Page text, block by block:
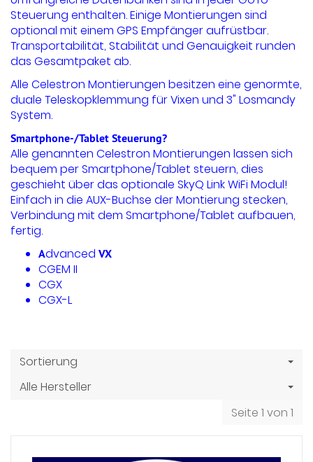
Steuerung enthalten. Einige Montierungen sind
optional mit einem GPS Empfänger aufrüstbar.
Transportabilität, Stabilität und Genauigkeit runden
das Gesamtpaket ab.
Alle Celestron Montierungen besitzen eine genormte,
duale Teleskopklemmung für Vixen und 3" Losmandy
System.
Smartphone-/Tablet Steuerung?
Alle genannten Celestron Montierungen lassen sich
bequem per Smartphone/Tablet steuern, dies
geschieht über das optionale SkyQ Link WiFi Modul!
Einfach in die AUX-Buchse der Montierung stecken,
Verbindung mit dem Smartphone/Tablet aufbauen,
fertig.
Advanced VX
CGEM II
CGX
CGX-L
Sortierung
Alle Hersteller
Seite 1 von 1